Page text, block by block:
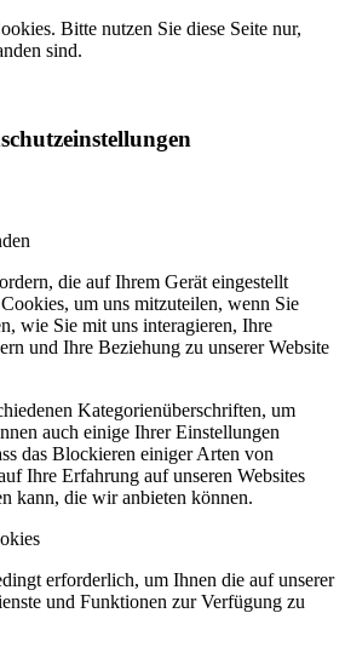
Bitte nutzen Sie diese Seite nur,
sind.
die auf Ihrem Gerät eingestellt
um uns mitzuteilen, wenn Sie
wie Sie mit uns interagieren, Ihre
und Ihre Beziehung zu unserer Website
Kategorienüberschriften, um
auch einige Ihrer Einstellungen
das Blockieren einiger Arten von
Ihre Erfahrung auf unseren Websites
kann, die wir anbieten können.
erforderlich, um Ihnen die auf unserer
und Funktionen zur Verfügung zu